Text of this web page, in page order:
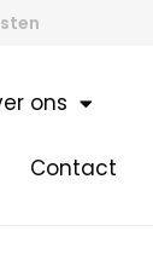
ons
Contact